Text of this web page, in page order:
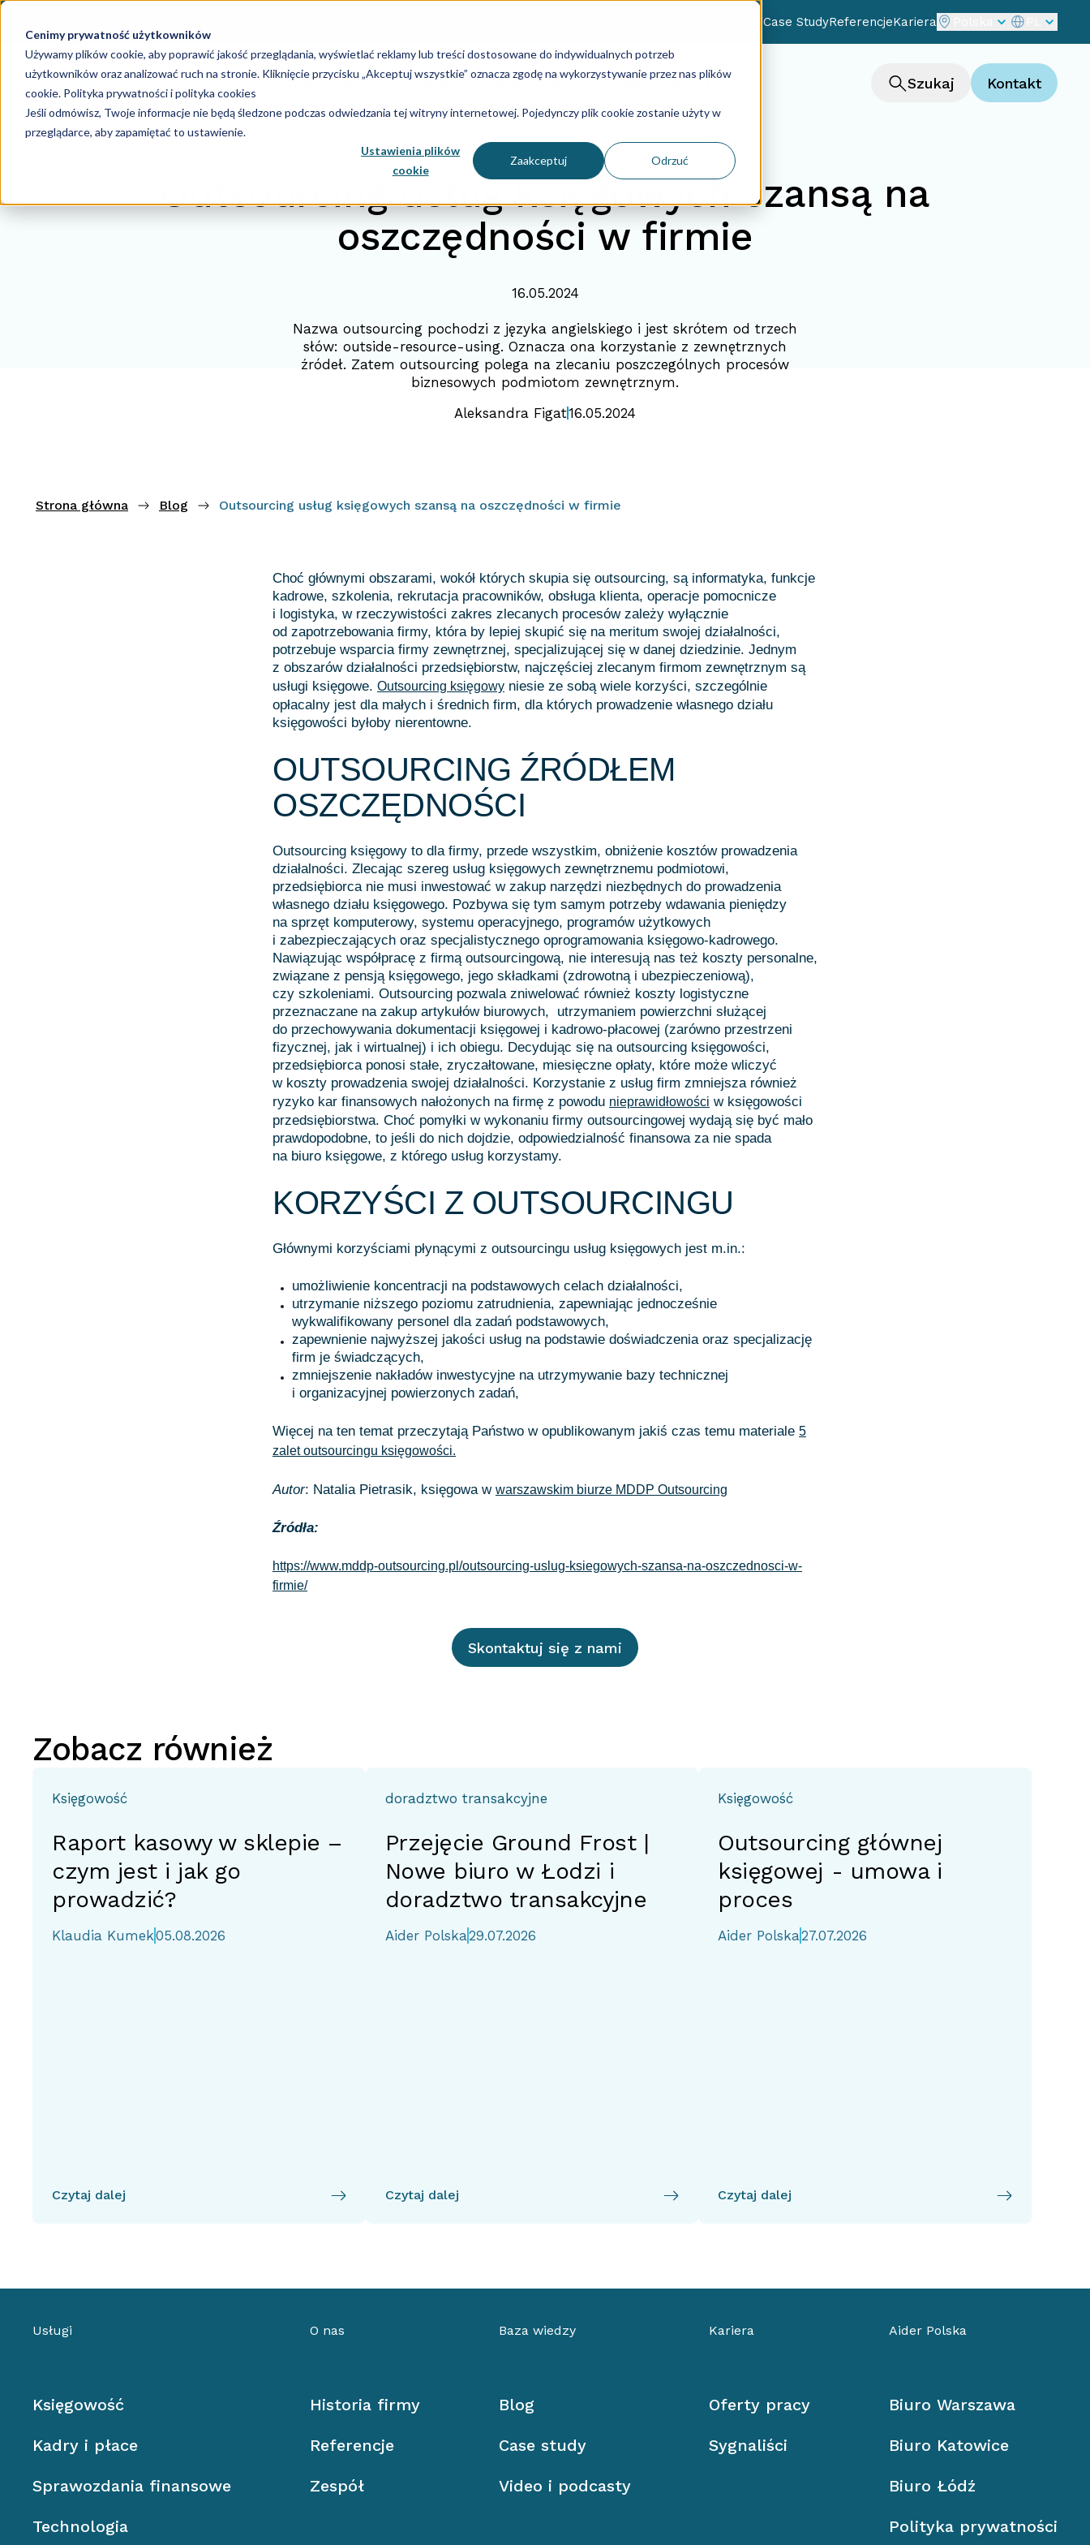
Cenimy prywatność użytkowników
Używamy plików cookie, aby poprawić jakość przeglądania, wyświetlać reklamy lub treści dostosowane do indywidualnych potrzeb
użytkowników oraz analizować ruch na stronie. Kliknięcie przycisku „Akceptuj wszystkie” oznacza zgodę na wykorzystywanie przez nas plików
cookie.Polityka prywatności i polityka cookies
Jeśli odmówisz, Twoje informacje nie będą śledzone podczas odwiedzania tej witryny internetowej. Pojedynczy plik cookie zostanie użyty w
przeglądarce, aby zapamiętać to ustawienie.
Ustawienia plików
cookie
Zaakceptuj Odrzuć
BlogCase StudyReferencjeKariera
KsięgowośćKadry i płaceSprawozdania TechnologiaConsulting Szukaj Kontakt
Outsourcing usług księgowych szansą na
oszczędności w firmie
16.05.2024
Nazwa outsourcing pochodzi z języka angielskiego i jest skrótem od trzech
słów: outside-resource-using. Oznacza ona korzystanie z zewnętrznych
źródeł. Zatem outsourcing polega na zlecaniu poszczególnych procesów
biznesowych podmiotom zewnętrznym.
Aleksandra Figat16.05.2024
Strona główna Blog Outsourcing usług księgowych szansą na oszczędności w firmie
Choć głównymi obszarami, wokół których skupia się outsourcing, są informatyka, funkcje
kadrowe, szkolenia, rekrutacja pracowników, obsługa klienta, operacje pomocnicze
i logistyka, w rzeczywistości zakres zlecanych procesów zależy wyłącznie
od zapotrzebowania firmy, która by lepiej skupić się na meritum swojej działalności,
potrzebuje wsparcia firmy zewnętrznej, specjalizującej się w danej dziedzinie. Jednym
z obszarów działalności przedsiębiorstw, najczęściej zlecanym firmom zewnętrznym są
usługi księgowe. Outsourcing księgowy niesie ze sobą wiele korzyści, szczególnie
opłacalny jest dla małych i średnich firm, dla których prowadzenie własnego działu
księgowości byłoby nierentowne.
OUTSOURCING ŹRÓDŁEM
OSZCZĘDNOŚCI
Outsourcing księgowy to dla firmy, przede wszystkim, obniżenie kosztów prowadzenia
działalności. Zlecając szereg usług księgowych zewnętrznemu podmiotowi,
przedsiębiorca nie musi inwestować w zakup narzędzi niezbędnych do prowadzenia
własnego działu księgowego. Pozbywa się tym samym potrzeby wdawania pieniędzy
na sprzęt komputerowy, systemu operacyjnego, programów użytkowych
i zabezpieczających oraz specjalistycznego oprogramowania księgowo-kadrowego.
Nawiązując współpracę z firmą outsourcingową, nie interesują nas też koszty personalne,
związane z pensją księgowego, jego składkami (zdrowotną i ubezpieczeniową),
czy szkoleniami. Outsourcing pozwala zniwelować również koszty logistyczne
przeznaczane na zakup artykułów biurowych, utrzymaniem powierzchni służącej
do przechowywania dokumentacji księgowej i kadrowo-płacowej (zarówno przestrzeni
fizycznej, jak i wirtualnej) i ich obiegu. Decydując się na outsourcing księgowości,
przedsiębiorca ponosi stałe, zryczałtowane, miesięczne opłaty, które może wliczyć
w koszty prowadzenia swojej działalności. Korzystanie z usług firm zmniejsza również
ryzyko kar finansowych nałożonych na firmę z powodu nieprawidłowości w księgowości
przedsiębiorstwa. Choć pomyłki w wykonaniu firmy outsourcingowej wydają się być mało
prawdopodobne, to jeśli do nich dojdzie, odpowiedzialność finansowa za nie spada
na biuro księgowe, z którego usług korzystamy.
KORZYŚCI Z OUTSOURCINGU
Głównymi korzyściami płynącymi z outsourcingu usług księgowych jest m.in.:
umożliwienie koncentracji na podstawowych celach działalności,
utrzymanie niższego poziomu zatrudnienia, zapewniając jednocześnie
wykwalifikowany personel dla zadań podstawowych,
zapewnienie najwyższej jakości usług na podstawie doświadczenia oraz specjalizację
firm je świadczących,
zmniejszenie nakładów inwestycyjne na utrzymywanie bazy technicznej
i organizacyjnej powierzonych zadań,
Więcej na ten temat przeczytają Państwo w opublikowanym jakiś czas temu materiale 5
zalet outsourcingu księgowości.
Autor: Natalia Pietrasik, księgowa w warszawskim biurze MDDP Outsourcing
Źródła:
https://www.mddp-outsourcing.pl/outsourcing-uslug-ksiegowych-szansa-na-oszczednosci-w-
firmie/
Skontaktuj się z nami
Zobacz również
Księgowość
Raport kasowy w sklepie –
czym jest i jak go
prowadzić?
Klaudia Kumek05.08.2026
Czytaj dalej
doradztwo transakcyjne
Przejęcie Ground Frost |
Nowe biuro w Łodzi i
doradztwo transakcyjne
Aider Polska29.07.2026
Czytaj dalej
Księgowość
Outsourcing głównej
księgowej - umowa i
proces
Aider Polska27.07.2026
Czytaj dalej
Usługi
Księgowość
Kadry i płace
Sprawozdania finansowe
Technologia
O nas
Historia firmy
Referencje
Zespół
Baza wiedzy
Blog
Case study
Video i podcasty
Kariera
Oferty pracy
Sygnaliści
Aider Polska
Biuro Warszawa
Biuro Katowice
Biuro Łódź
Polityka prywatności